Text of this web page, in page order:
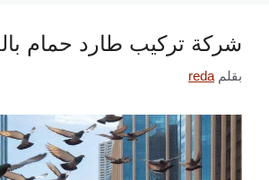
شركة تركيب طارد حمام
بقلم reda